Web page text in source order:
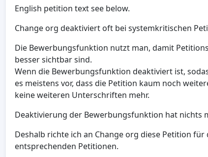
English petition text see below.
Change org deaktiviert oft bei systemkritischen
Die Bewerbungsfunktion nutzt man, damit
besser sichtbar sind.
Wenn die Bewerbungsfunktion deaktiviert ist,
es meistens vor, dass die Petition kaum noch
keine weiteren Unterschriften mehr.
Deaktivierung der Bewerbungsfunktion hat nichts
Deshalb richte ich an Change org diese Petition
entsprechenden Petitionen.